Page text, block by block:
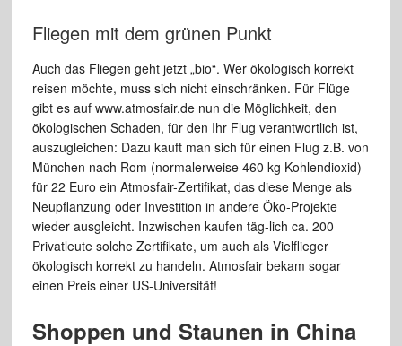
Fliegen mit dem grünen Punkt
Auch das Fliegen geht jetzt „bio“. Wer ökologisch korrekt
reisen möchte, muss sich nicht einschränken. Für Flüge
gibt es auf www.atmosfair.de nun die Möglichkeit, den
ökologischen Schaden, für den Ihr Flug verantwortlich ist,
auszugleichen: Dazu kauft man sich für einen Flug z.B. von
München nach Rom (normalerweise 460 kg Kohlendioxid)
für 22 Euro ein Atmosfair-Zertifikat, das diese Menge als
Neupflanzung oder Investition in andere Öko-Projekte
wieder ausgleicht. Inzwischen kaufen täg-lich ca. 200
Privatleute solche Zertifikate, um auch als Vielflieger
ökologisch korrekt zu handeln. Atmosfair bekam sogar
einen Preis einer US-Universität!
Shoppen und Staunen in China